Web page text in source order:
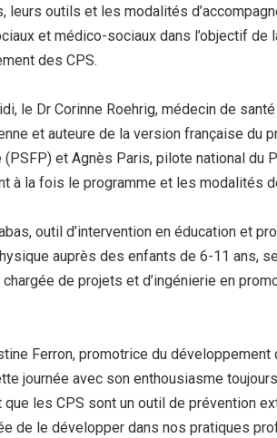
leurs outils et les modalités
et médico-sociaux dans l’objectif de
des CPS.
le Dr Corinne Roehrig, médecin de
et auteure de la version française du
(PSFP) et Agnès Paris, pilote national du
à la fois le programme et les modalités
outil d’intervention en éducation et
auprès des enfants de 6-11 ans,
chargée de projets et d’ingénierie en
Ferron, promotrice du
journée avec son enthousiasme
que les CPS sont un outil de prévention
de le développer dans nos pratiques